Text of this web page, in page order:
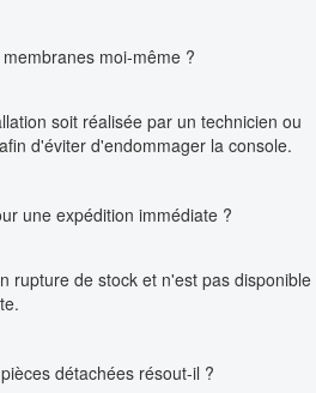
moi-même ?
soit réalisée par un technicien ou
d'éviter d'endommager la console.
une expédition immédiate ?
rupture de stock et n'est pas disponible
détachées résout-il ?